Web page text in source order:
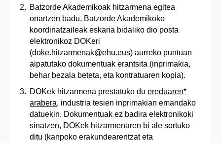
Batzorde Akademikoak hitzarmena egitea
onartzen badu, Batzorde Akademikoko
koordinatzaileak eskaria bidaliko dio posta
elektronikoz DOKeri
(doke.hitzarmenak@ehu.eus) aurreko puntuan
aipatutako dokumentuak erantsita (inprimakia,
behar bezala beteta, eta kontratuaren kopia).
DOKek hitzarmena prestatuko du ereduaren*
arabera, industria tesien inprimakian emandako
datuekin. Dokumentuak ez badira elektronikoki
sinatzen, DOKek hitzarmenaren bi ale sortuko
ditu (kanpoko erakundearentzat eta